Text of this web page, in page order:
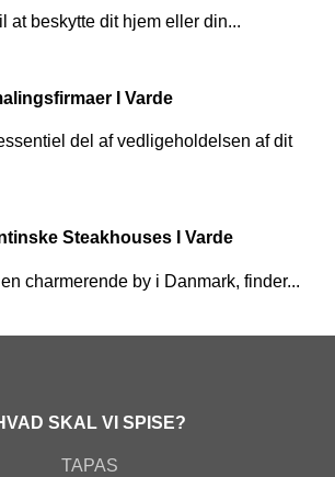
at beskytte dit hjem eller din...
I Varde
del af vedligeholdelsen af dit
Steakhouses I Varde
en charmerende by i Danmark, finder...
SKAL VI SPISE?
TAPAS